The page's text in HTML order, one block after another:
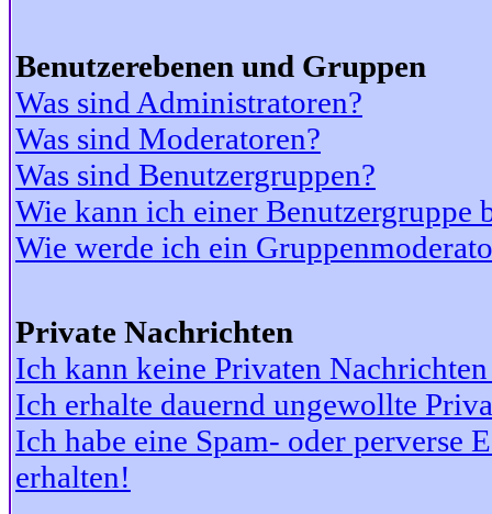
Benutzerebenen und Gruppen
Was sind Administratoren?
Was sind Moderatoren?
Was sind Benutzergruppen?
Wie kann ich einer Benutzergruppe
Wie werde ich ein
Private Nachrichten
Ich kann keine Privaten
Ich erhalte dauernd ungewollte
Ich habe eine Spam- oder perverse
erhalten!